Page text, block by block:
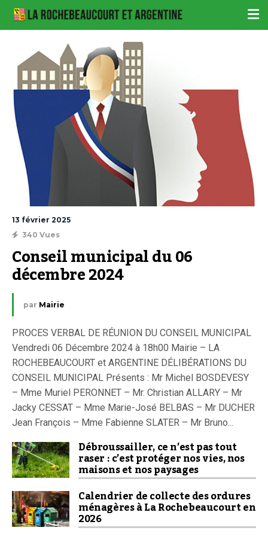
13 février 2025
340 Vues
Conseil municipal du 06
décembre 2024
par Mairie
PROCES VERBAL DE RÉUNION DU CONSEIL MUNICIPAL
Vendredi 06 Décembre 2024 à 18h00 Mairie – LA
ROCHEBEAUCOURT et ARGENTINE DÉLIBÉRATIONS DU
CONSEIL MUNICIPAL Présents : Mr Michel BOSDEVESY
– Mme Muriel PERONNET – Mr. Christian ALLARY – Mr
Jacky CESSAT – Mme Marie-José BELBAS – Mr DUCHER
Jean François – Mme Fabienne SLATER – Mr Bruno...
Débroussailler, ce n’est pas tout
raser : c’est protéger nos vies, nos
maisons et nos paysages
Calendrier de collecte des ordures
ménagères à La Rochebeaucourt en
2026